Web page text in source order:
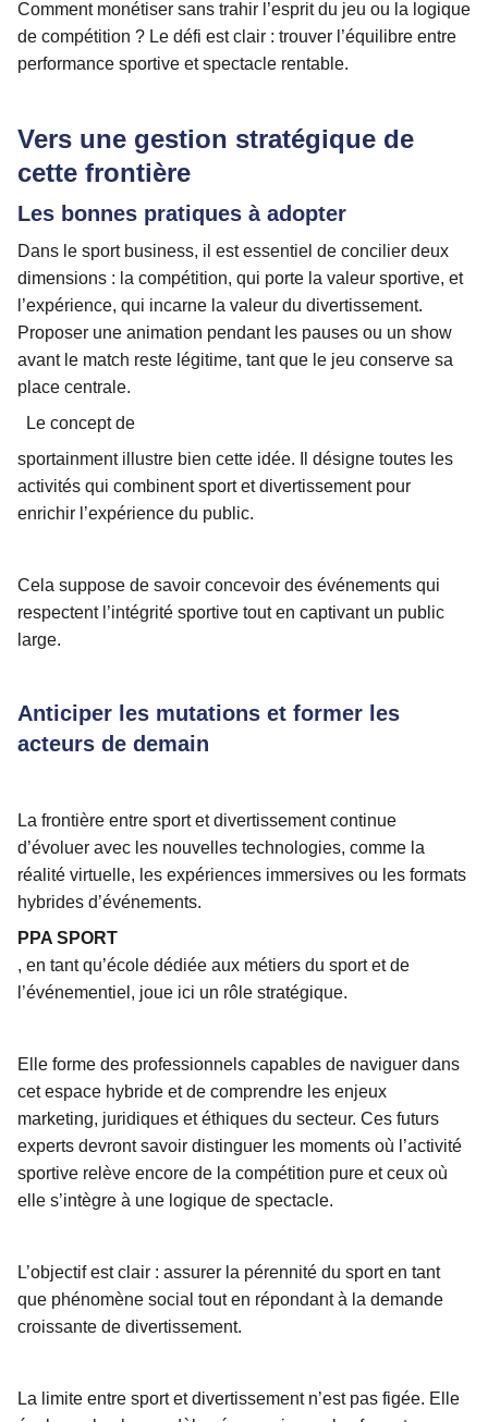
Comment monétiser sans trahir l’esprit du jeu ou la logique
de compétition ? Le défi est clair : trouver l’équilibre entre
performance sportive et spectacle rentable.
Vers une gestion stratégique de
cette frontière
Les bonnes pratiques à adopter
Dans le sport business, il est essentiel de concilier deux
dimensions : la compétition, qui porte la valeur sportive, et
l’expérience, qui incarne la valeur du divertissement.
Proposer une animation pendant les pauses ou un show
avant le match reste légitime, tant que le jeu conserve sa
place centrale.
Le concept de
sportainment illustre bien cette idée. Il désigne toutes les
activités qui combinent sport et divertissement pour
enrichir l’expérience du public.
Cela suppose de savoir concevoir des événements qui
respectent l’intégrité sportive tout en captivant un public
large.
Anticiper les mutations et former les
acteurs de demain
La frontière entre sport et divertissement continue
d’évoluer avec les nouvelles technologies, comme la
réalité virtuelle, les expériences immersives ou les formats
hybrides d’événements.
PPA SPORT
, en tant qu’école dédiée aux métiers du sport et de
l’événementiel, joue ici un rôle stratégique.
Elle forme des professionnels capables de naviguer dans
cet espace hybride et de comprendre les enjeux
marketing, juridiques et éthiques du secteur. Ces futurs
experts devront savoir distinguer les moments où l’activité
sportive relève encore de la compétition pure et ceux où
elle s’intègre à une logique de spectacle.
L’objectif est clair : assurer la pérennité du sport en tant
que phénomène social tout en répondant à la demande
croissante de divertissement.
La limite entre sport et divertissement n’est pas figée. Elle